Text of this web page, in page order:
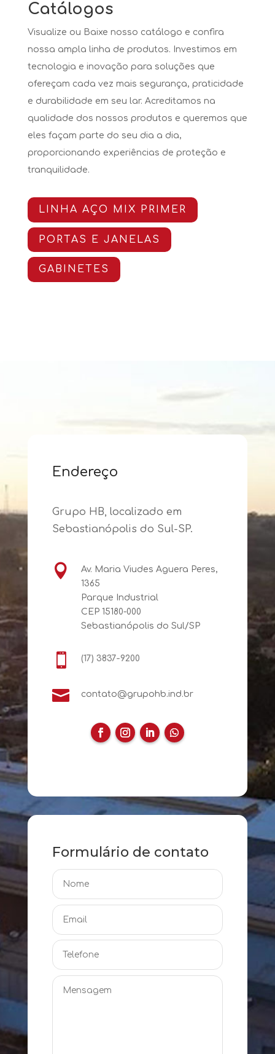
Catálogos
Visualize ou Baixe nosso catálogo e confira
nossa ampla linha de produtos. Investimos em
tecnologia e inovação para soluções que
ofereçam cada vez mais segurança, praticidade
e durabilidade em seu lar. Acreditamos na
qualidade dos nossos produtos e queremos que
eles façam parte do seu dia a dia,
proporcionando experiências de proteção e
tranquilidade.
LINHA AÇO MIX PRIMER
PORTAS E JANELAS
GABINETES
Endereço
Grupo HB, localizado em
Sebastianópolis do Sul-SP.

Av. Maria Viudes Aguera Peres,
1365
Parque Industrial
CEP 15180-000
Sebastianópolis do Sul/SP
 (17) 3837-9200
 contato@grupohb.ind.br
Formulário de contato